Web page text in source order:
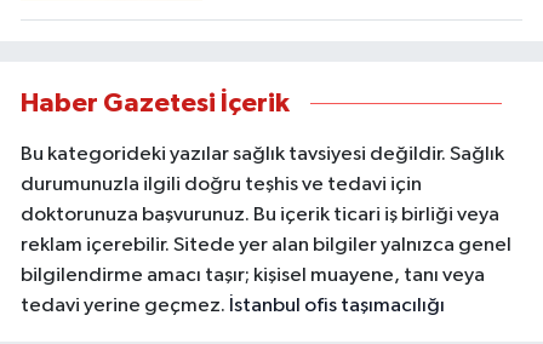
Haber Gazetesi İçerik
Bu kategorideki yazılar sağlık tavsiyesi değildir. Sağlık
durumunuzla ilgili doğru teşhis ve tedavi için
doktorunuza başvurunuz. Bu içerik ticari iş birliği veya
reklam içerebilir. Sitede yer alan bilgiler yalnızca genel
bilgilendirme amacı taşır; kişisel muayene, tanı veya
tedavi yerine geçmez. İstanbul ofis taşımacılığı